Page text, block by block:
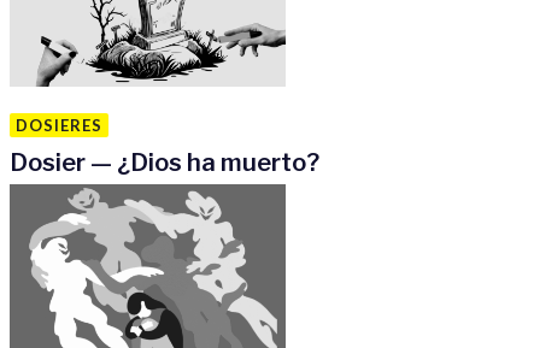
DOSIERES
Dosier — ¿Dios ha muerto?